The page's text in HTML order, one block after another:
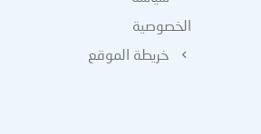
الخصوصية
خريطة الموقع